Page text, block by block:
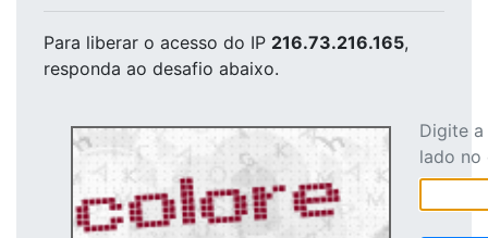
Para liberar o acesso do IP 216.73.216.165,
responda ao desafio abaixo.
Digite
lado no